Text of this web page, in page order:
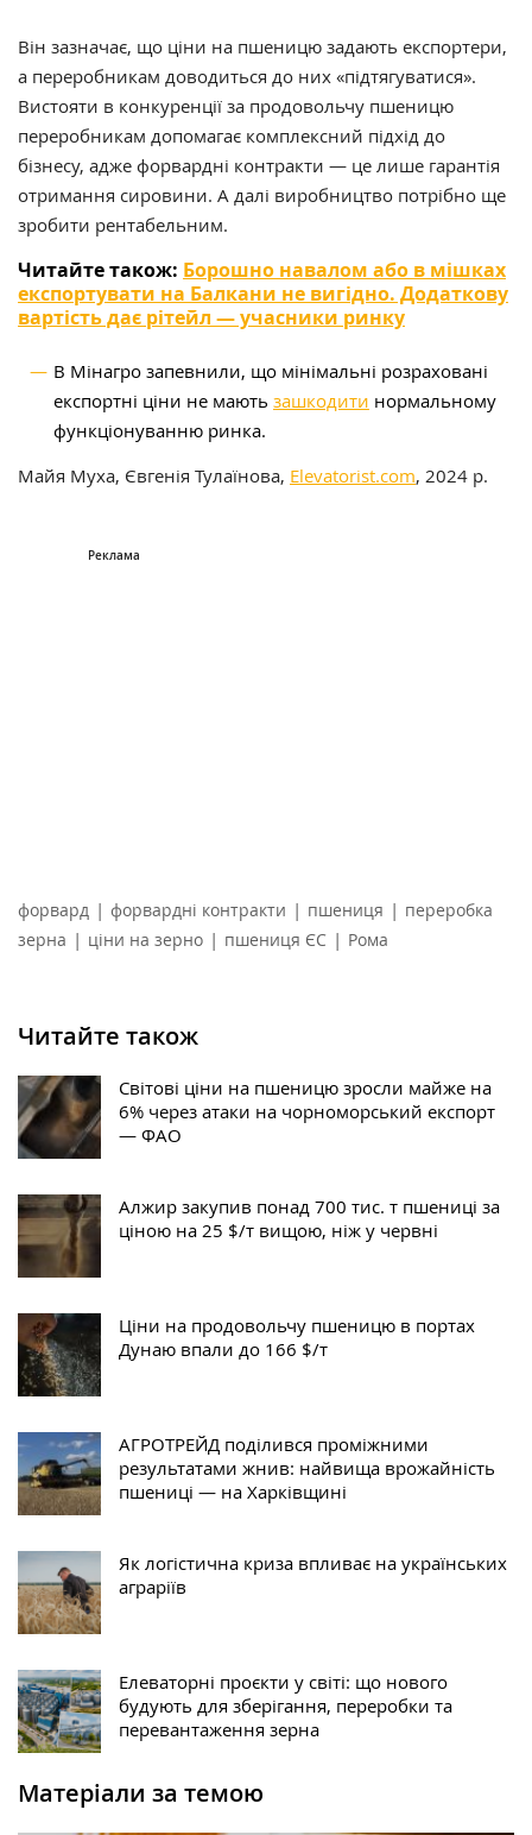
Він зазначає, що ціни на пшеницю задають експортери,
а переробникам доводиться до них «підтягуватися».
Вистояти в конкуренції за продовольчу пшеницю
переробникам допомагає комплексний підхід до
бізнесу, адже форвардні контракти — це лише гарантія
отримання сировини. А далі виробництво потрібно ще
зробити рентабельним.
Читайте також: Борошно навалом або в мішках
експортувати на Балкани не вигідно. Додаткову
вартість дає рітейл — учасники ринку
В Мінагро запевнили, що мінімальні розраховані
експортні ціни не мають зашкодити нормальному
функціонуванню ринка.
Майя Муха, Євгенія Тулаїнова, Elevatorist.com, 2024 р.
форвард | форвардні контракти | пшениця | переробка
зерна | ціни на зерно | пшениця ЄС | Рома
Читайте також
Світові ціни на пшеницю зросли майже на
6% через атаки на чорноморський експорт
— ФАО
Алжир закупив понад 700 тис. т пшениці за
ціною на 25 $/т вищою, ніж у червні
Ціни на продовольчу пшеницю в портах
Дунаю впали до 166 $/т
АГРОТРЕЙД поділився проміжними
результатами жнив: найвища врожайність
пшениці — на Харківщині
Як логістична криза впливає на українських
аграріїв
Елеваторні проєкти у світі: що нового
будують для зберігання, переробки та
перевантаження зерна
Матеріали за темою